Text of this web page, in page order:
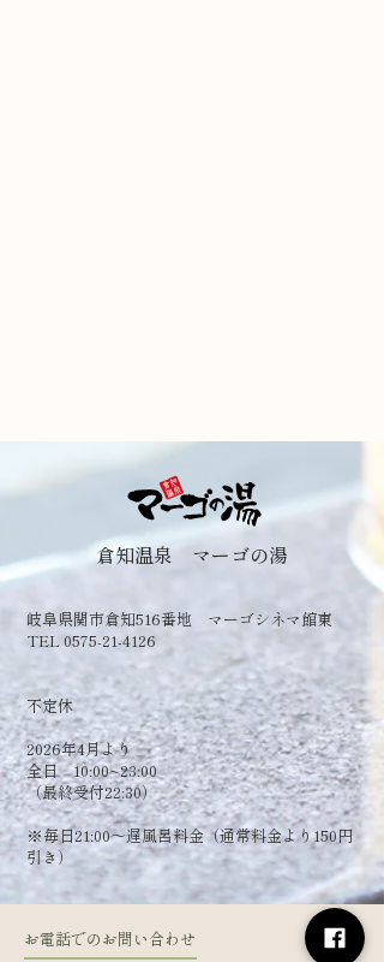
倉知温泉 マーゴの湯
岐阜県関市倉知516番地 マーゴシネマ館東
TEL 0575-21-4126
​不定休
2026年4月より
全日 10:00~23:00
（最終受付22:30）
​※毎日21:00～遅風呂料金（通常料金より150円
引き）
お電話でのお問い合わせ